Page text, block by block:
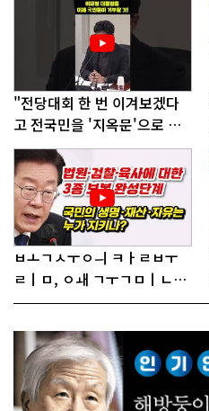
"전당대회 한 번 이겨보겠다
고 전국민을 '지옥문'으로 밀
어!"
ㅂㅗㄱㅅㅜㅇㅢ ㅋㅏㄹㅂㅜ
ㄹㅣㅁ, ㅇㅙ ㄱㅜㄱㅁㅣㄴㄷ
ㅡㄹㅇㅣ ㄷㅏㅇㅎㅐㅇㅑ ㅎ